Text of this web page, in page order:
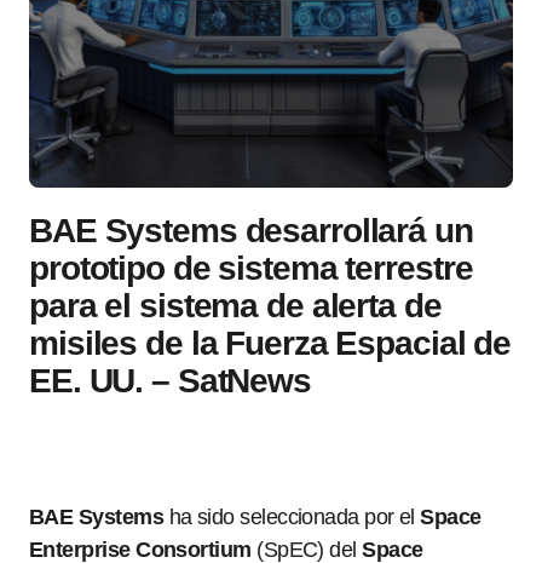
BAE Systems desarrollará un
prototipo de sistema terrestre
para el sistema de alerta de
misiles de la Fuerza Espacial de
EE. UU. – SatNews
BAE Systemsha sido seleccionada por elSpace
Enterprise Consortium (SpEC) delSpace